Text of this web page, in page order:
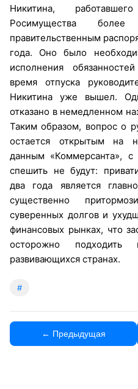
Никитина,
Росимущества
правительственным
года. Оно было
исполнения
время отпуска
Никитина уже вышел.
отказано в немедленном
Таким образом, вопрос о
остается открытым на
данным «Коммерсанта»,
спешить не будут:
два года является
существенно
суверенных долгов и
финансовых рынках, что
осторожно
развивающихся странах.
#
← Предыдущая